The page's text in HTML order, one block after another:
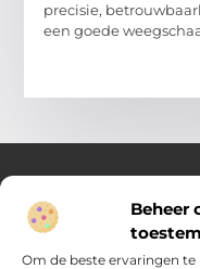
Beheer
Om de beste ervaringen
precisie,
een goede
Over Compleet
Praktische inzichten